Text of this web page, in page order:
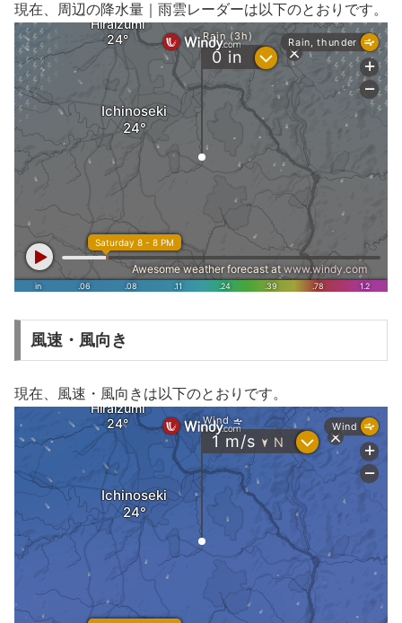
現在、周辺の降水量｜雨雲レーダーは以下のとおりです。
風速・風向き
現在、風速・風向きは以下のとおりです。